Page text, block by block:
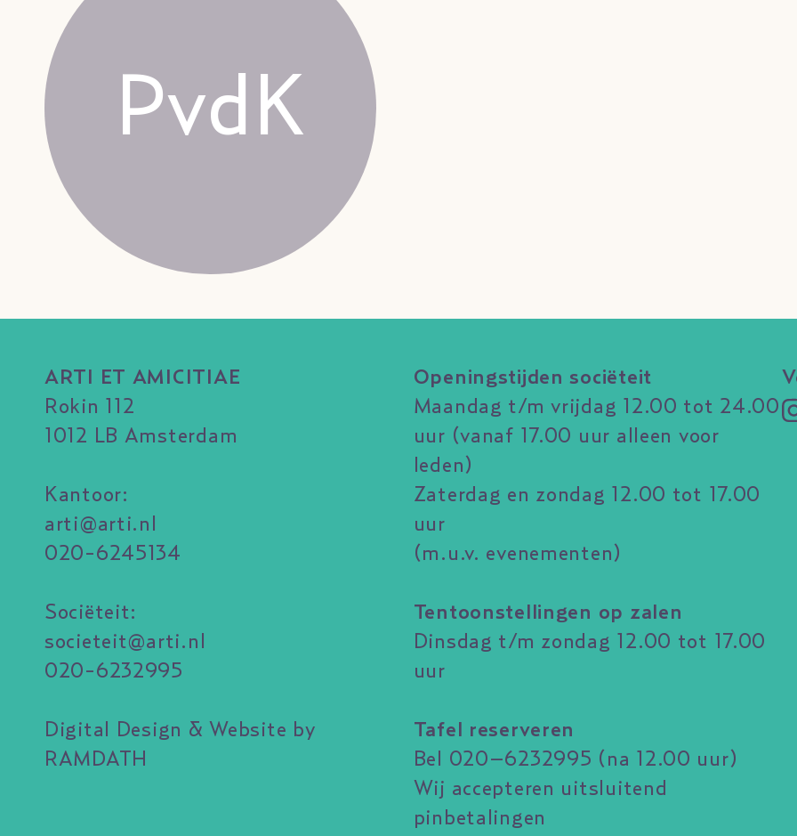
PvdK
ARTI ET AMICITIAE
Rokin 112
1012 LB Amsterdam
Kantoor:
arti@arti.nl
020-6245134
Sociëteit:
societeit@arti.nl
020-6232995
Digital Design & Website by
RAMDATH
Openingstijden sociëteit
Maandag t/m vrijdag 12.00 tot 24.00
uur (vanaf 17.00 uur alleen voor
leden)
Zaterdag en zondag 12.00 tot 17.00
uur
(m.u.v. evenementen)
Tentoonstellingen op zalen
Dinsdag t/m zondag 12.00 tot 17.00
uur
Tafel reserveren
Bel 020–6232995 (na 12.00 uur)
Wij accepteren uitsluitend
pinbetalingen